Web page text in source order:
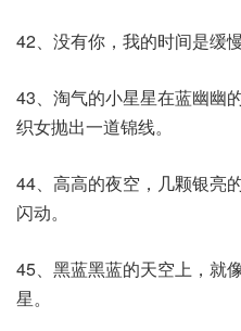
42、没有你，我的时间是缓
43、淘气的小星星在蓝幽幽
织女抛出一道锦线。
44、高高的夜空，几颗银亮
闪动。
45、黑蓝黑蓝的天空上，就
星。